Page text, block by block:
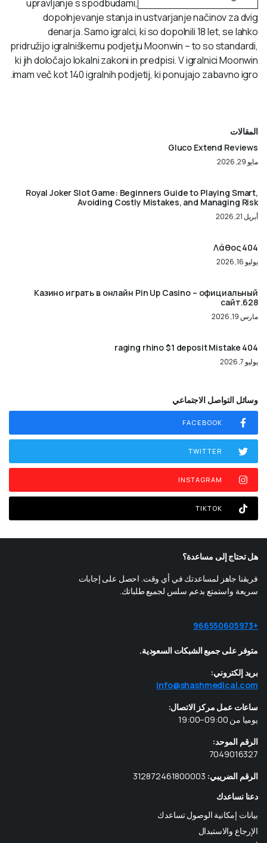
upravljanje s spodbudami,
dopolnjevanje stanja in ustvarjanje načinov za dvig
denarja. Samo igralci, ki so dopolnili 18 let, se lahko
pridružijo igralniškemu podjetju Moonwin – to so standardi,
ki jih določajo lokalni zakoni in predpisi. V igralnici Moonwin
imam več kot 140 igralnih podjetij, ki ponujajo zabavno igro.
المقالات
Gluco Extend Reviews
مايو 29, 2026
Royal Joker Slot Game: Beginners Guide to Playing Smart,
Avoiding Costly Mistakes, and Managing Risk
أبريل 21, 2026
404 Λάθος
يوليو 16, 2026
Казино играть в онлайн Pin Up Casino – официальный
сайт.628
مارس 19, 2026
404 raging rhino $1 deposit Mistake
يوليو 7, 2026
وسائل التواصل الاجتماعي
FACEBOOK
TWITTER
INSTAGRAM
TIKTOK
هل تحتاج إلى مساعدة؟
فريقنا جاهز لمساعدتك في أي وقت. احصل على إجابات
سريعة واستمتع بدعم سلس لجميع طلباتك.
+966550605973
متوفر على جميع الشبكات السعودية.
بريد إلكتروني:
info@shashmedical.com
ساعات عمل مركز الاتصال:
يوميا من 09:00–19:00
الرقم الموحد:
7049016327
الرقم الضريبي:
دعنا نساعدك
بيانات إمكانية الوصول تساعدك
الإرجاع والاستبدال